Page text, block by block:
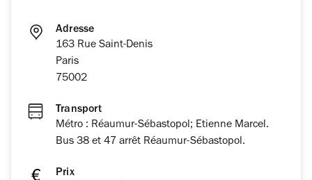
Adresse
163 Rue Saint-Denis
Paris
75002
Transport
Métro : Réaumur-Sébastopol; Etienne Marcel.
Bus 38 et 47 arrêt Réaumur-Sébastopol.
Prix